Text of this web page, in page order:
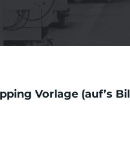
Vorlage (auf’s